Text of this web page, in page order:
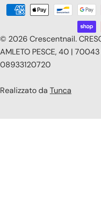
e
/
r
e
© 2026 Crescentnail.
AMLETO PESCE, 40 |
08933120720
Realizzato da Tunca
Modalità
pagamento